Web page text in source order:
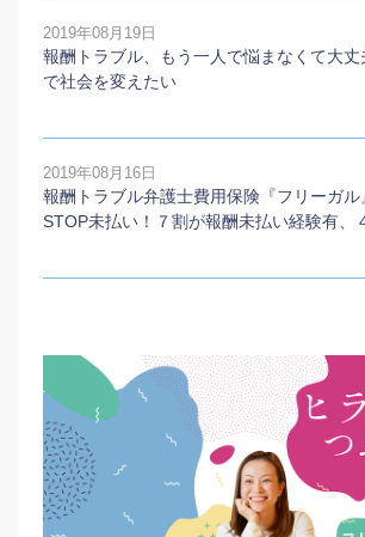
2019年08月19日
報酬トラブル、もう一人で悩まなくて大
で社会を変えたい
2019年08月16日
報酬トラブル弁護士費用保険『フリーガル
STOP未払い！７割が報酬未払い経験有、